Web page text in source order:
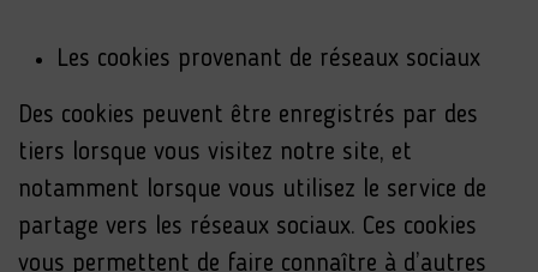
Les cookies provenant de réseaux sociaux
Des cookies peuvent être enregistrés par des
tiers lorsque vous visitez notre site, et
notamment lorsque vous utilisez le service de
partage vers les réseaux sociaux. Ces cookies
vous permettent de faire connaître à d’autres